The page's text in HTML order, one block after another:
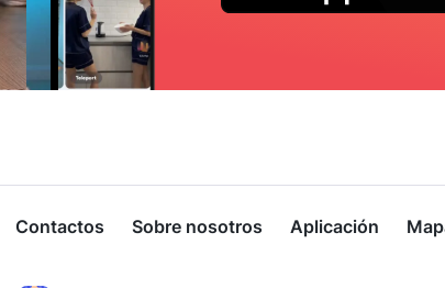
Contactos Sobre nosotros Aplicación